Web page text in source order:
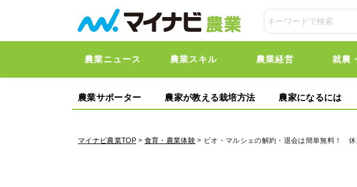
農業ニュース 農業スキル 農業経営 就農
農業サポーター 農家が教える栽培方法 農家になるには
マイナビ農業TOP> 食育・農業体験 > ビオ・マルシェの解約・退会は簡単無料！